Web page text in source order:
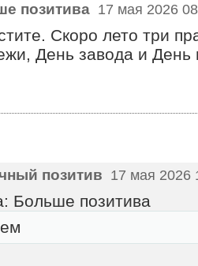
позитива 17 мая 2026
Скоро лето три
День завода и День
позитив 17 мая 2026
Больше позитива